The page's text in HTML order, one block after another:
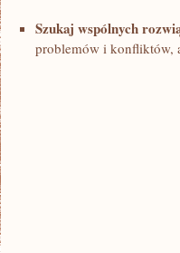
Szukaj wspólnych
problemów i konfliktów,